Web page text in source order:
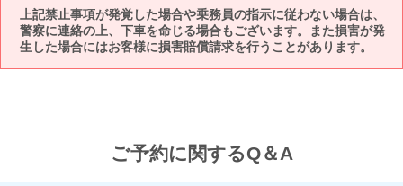
上記禁止事項が発覚した場合や乗務員の指示に従わない場合は、
警察に連絡の上、下車を命じる場合もございます。また損害が発
生した場合にはお客様に損害賠償請求を行うことがあります。
ご予約に関するQ＆A